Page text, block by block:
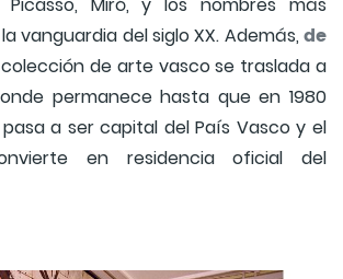
vanguardia del siglo XX. Además, de
colección de arte vasco se traslada a
permanece hasta que en 1980
a ser capital del País Vasco y el
en residencia oficial del